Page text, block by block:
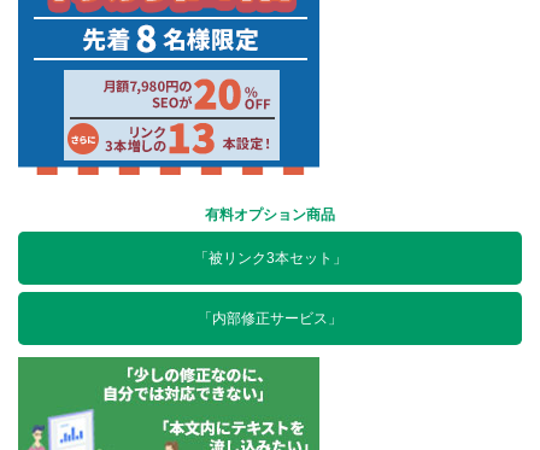
有料オプション商品
「被リンク3本セット」
「内部修正サービス」